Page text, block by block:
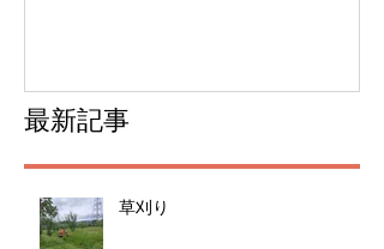
最新記事
草刈り